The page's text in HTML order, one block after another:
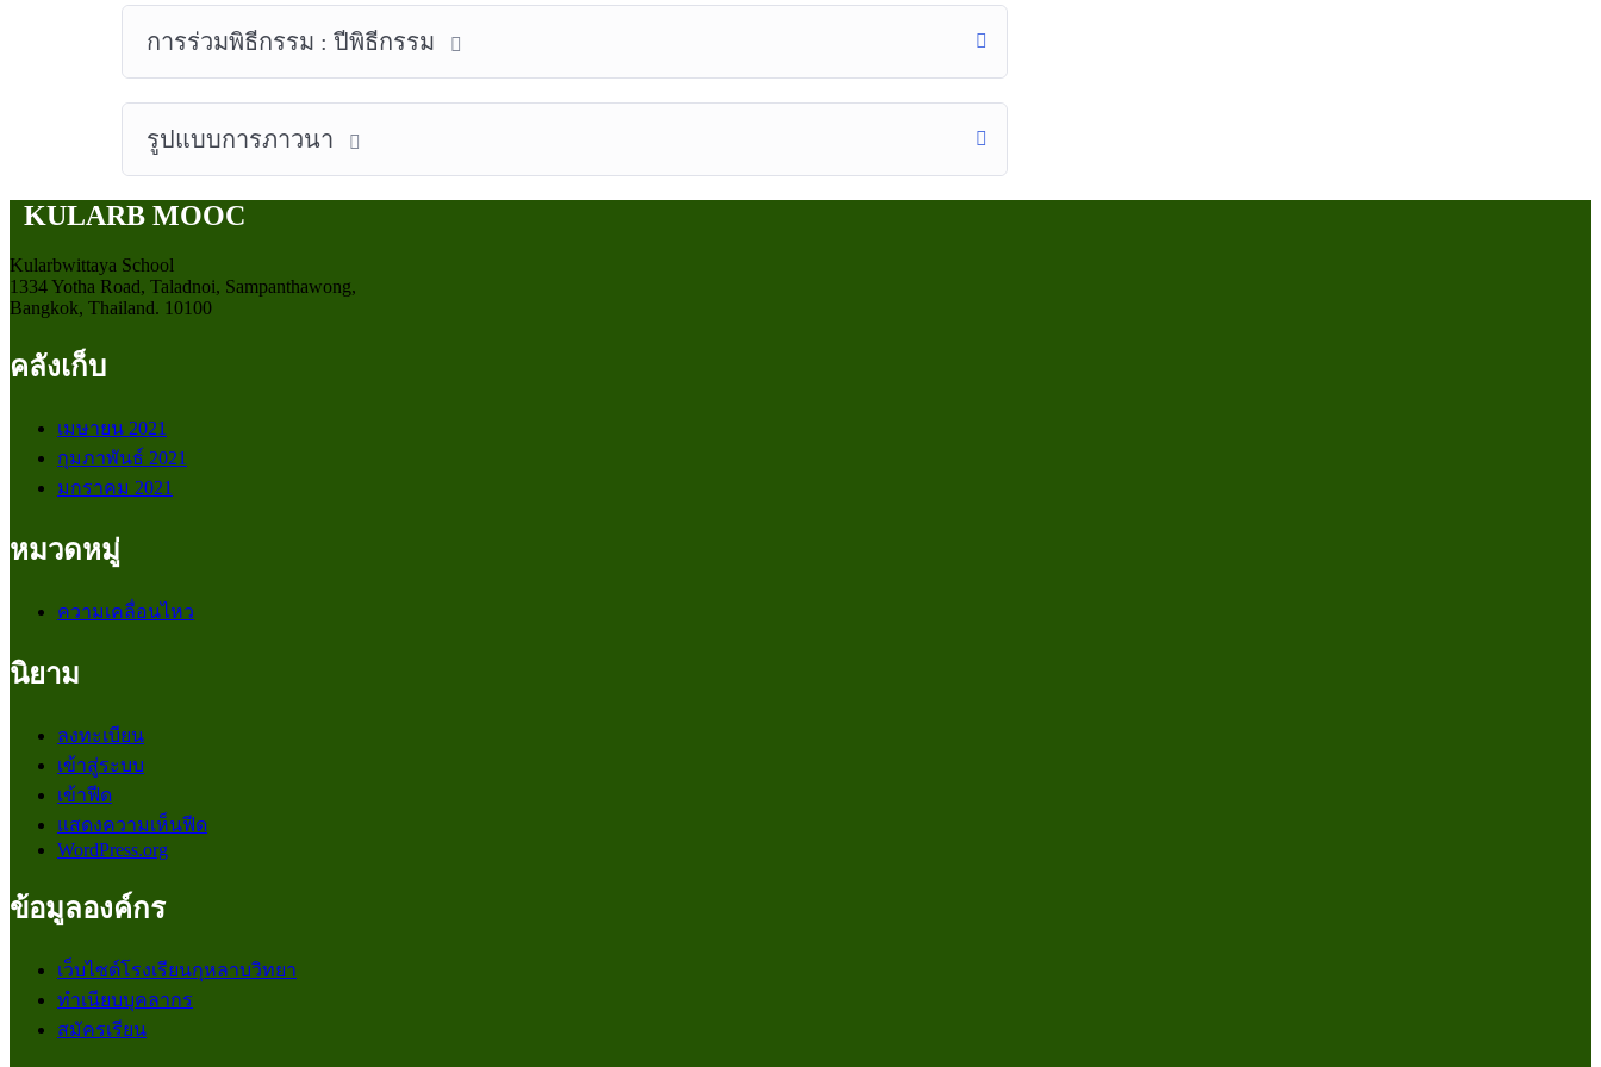
การร่วมพิธีกรรม : ปีพิธีกรรม
รูปแบบการภาวนา
KULARB MOOC
Kularbwittaya School
1334 Yotha Road, Taladnoi, Sampanthawong,
Bangkok, Thailand. 10100
คลังเก็บ
เมษายน 2021
กุมภาพันธ์ 2021
มกราคม 2021
หมวดหมู่
ความเคลื่อนไหว
นิยาม
ลงทะเบียน
เข้าสู่ระบบ
เข้าฟีด
แสดงความเห็นฟีด
WordPress.org
ข้อมูลองค์กร
เว็บไซต์โรงเรียนกุหลาบวิทยา
ทำเนียบบุคลากร
สมัครเรียน